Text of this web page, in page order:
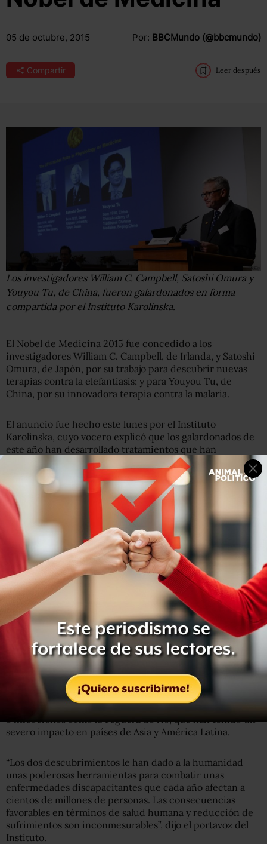
05 de octubre, 2015 Por: BBCMundo (@bbcmundo)
Compartir Leer después
Los investigadores William C. Campbell, Satoshi Omura y
Youyou Tu, de China, fueron galardonados en forma
compartida por el Instituto Karolinska.
El Nobel de Medicina 2015 fue concedido a los
investigadores William C. Campbell, de Irlanda, y Satoshi
Omura, de Japón, por su trabajo para descubrir nuevas
terapias contra la elefantiasis; y para Youyou Tu, de
China, por su innovadora terapia contra la malaria.
El anuncio fue hecho este lunes por el Instituto
Karolinska, cuyo vocero explicó que los galardonados de
este año han desarrollado tratamientos que han
“revolucionado” la manera de atacar algunas de estas
enfermedades parasitarias.
Campbell y Omura descubrieron la avermectina
derivados han reducido drásticamente la incidencia de
la filariasis linfática (elefantiasis) y la oncocercosis
(ceguera de río).
Por su parte, la investigadora china Youyou descubrió la
artemisina, un compuesto que ha permitido salvar la vida
a muchos infectados por malaria, también una
enfermedad parasitaria.
Nuevas armas
Para el Instituto Karolinska, los descubrimientos
realizados por estos investigadores cambiaron
radicalmente la manera de tratar la elefantiasis, la malaria
e infecciones como la ceguera de río, que han tenido un
severo impacto en países de Asia y América Latina.
“Los dos descubrimientos le han dado a la humanidad
unas poderosas herramientas para combatir unas
enfermedades discapacitantes que cada año afectan a
cientos de millones de personas. Las consecuencias
favorables en términos de salud humana y reducción de
sufrimientos son inconmesurables”, dijo el portavoz del
Instituto.